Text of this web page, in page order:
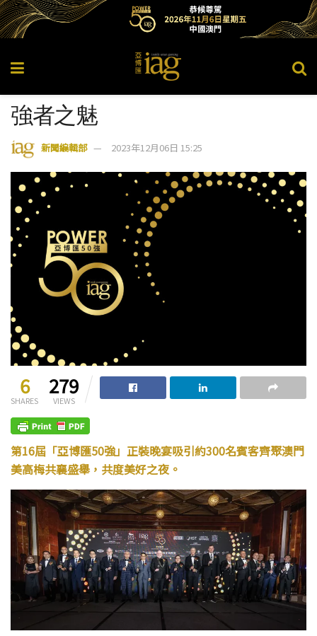
強者之魅
新聞編輯部 2023年12月06日 15:25
6
SHARES
279
VIEWS
第16屆「亞博匯50強」正裝晚宴吸引約300名賓客齊聚澳門
美高梅共襄盛舉，共度美好之夜。